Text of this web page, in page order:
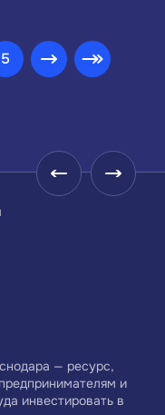
5
— ресурс,
и
инвестировать в